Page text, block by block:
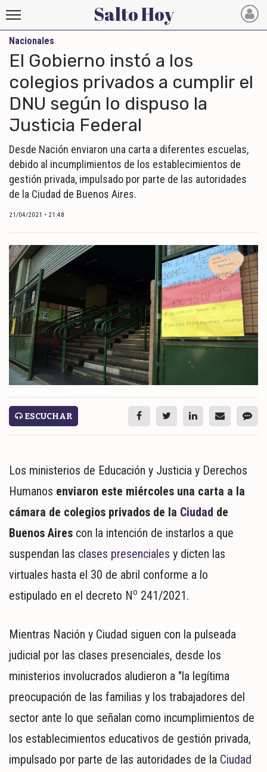
Salto
Hoy
INICIO
NOTICIAS RECIENTES
ECONOMÍA
MUNDO
POLÍTICA
POLICIALES
DEPORTES
ESPECTÁCULOS
NACIONALES
REGIONALES
SOCIEDAD
SALUD
SERVICIOS
ECONOMÍA
MUNDO
POLÍTICA
POLICIALES
REGIONALES
SOCIEDAD
SALUD
Salto Hoy
Nacionales
El Gobierno instó a los
colegios privados a cumplir el
DNU según lo dispuso la
Justicia Federal
Desde Nación enviaron una carta a diferentes escuelas,
debido al incumplimientos de los establecimientos de
gestión privada, impulsado por parte de las autoridades
de la Ciudad de Buenos Aires.
21/04/2021 • 21:48
ESCUCHAR
Los ministerios de Educación y Justicia y Derechos
Humanos enviaron este miércoles una carta a la
cámara de colegios privados de la Ciudad de
Buenos Aires con la intención de instarlos a que
suspendan las clases presenciales y dicten las
virtuales hasta el 30 de abril conforme a lo
estipulado en el decreto No 241/2021.
Mientras Nación y Ciudad siguen con la pulseada
judicial por las clases presenciales, desde los
ministerios involucrados aludieron a "la legítima
preocupación de las familias y los trabajadores del
sector ante lo que señalan como incumplimientos de
los establecimientos educativos de gestión privada,
impulsado por parte de las autoridades de la Ciudad